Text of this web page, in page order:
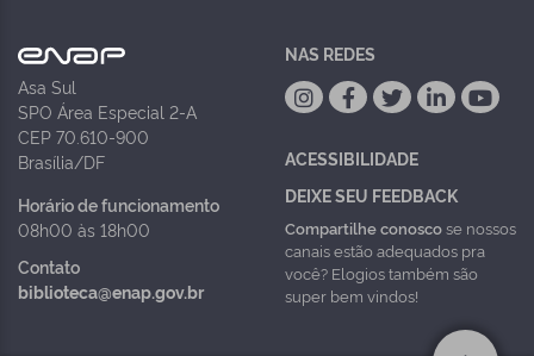
Asa Sul
SPO Área Especial 2-A
CEP 70.610-900
Brasília/DF
Horário de funcionamento
08h00 às 18h00
Contato
biblioteca@enap.gov.br
NAS REDES
ACESSIBILIDADE
DEIXE SEU FEEDBACK
Compartilhe conoscose nossos
canais estão adequados pra
você? Elogios também são
super bem vindos!